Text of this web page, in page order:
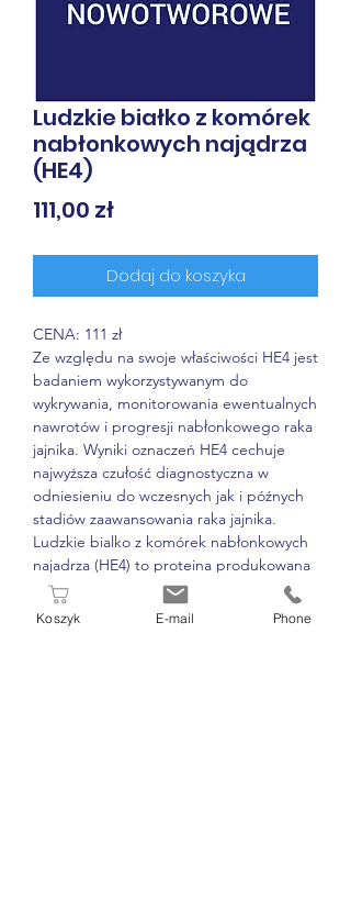
Ludzkie białko z komórek
nabłonkowych najądrza
(HE4)
111,00 złCena
Dodaj do koszyka
CENA: 111 zł
Ze względu na swoje właściwości HE4 jest
badaniem wykorzystywanym do
wykrywania, monitorowania ewentualnych
nawrotów i progresji nabłonkowego raka
jajnika. Wyniki oznaczeń HE4 cechuje
najwyższa czułość diagnostyczna w
odniesieniu do wczesnych jak i późnych
stadiów zaawansowania raka jajnika.
Ludzkie bialko z komórek nabłonkowych
najadrza (HE4) to proteina produkowana
w śladowych ilościach przez zdrowe
tkanki komórek nabłonkowych górnych
Koszyk E-mail Phone